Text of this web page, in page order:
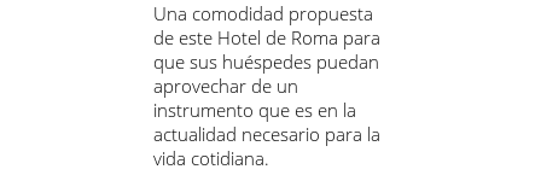
Una comodidad propuesta
de este Hotel de Roma para
que sus huéspedes puedan
aprovechar de un
instrumento que es en la
actualidad necesario para la
vida cotidiana.